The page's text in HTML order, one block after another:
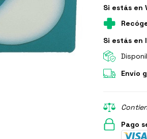
Si estás en
Si estás en
Envío
Pago